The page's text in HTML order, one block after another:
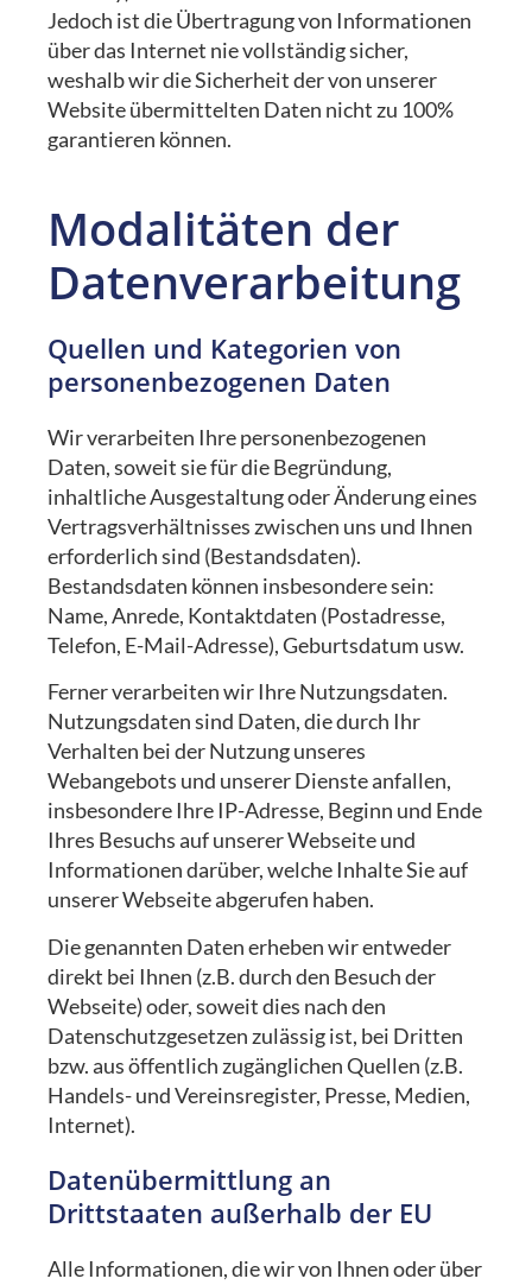
Jedoch ist die Übertragung von Informationen
über das Internet nie vollständig sicher,
weshalb wir die Sicherheit der von unserer
Website übermittelten Daten nicht zu 100%
garantieren können.
Modalitäten der
Datenverarbeitung
Quellen und Kategorien von
personenbezogenen Daten
Wir verarbeiten Ihre personenbezogenen
Daten, soweit sie für die Begründung,
inhaltliche Ausgestaltung oder Änderung eines
Vertragsverhältnisses zwischen uns und Ihnen
erforderlich sind (Bestandsdaten).
Bestandsdaten können insbesondere sein:
Name, Anrede, Kontaktdaten (Postadresse,
Telefon, E-Mail-Adresse), Geburtsdatum usw.
Ferner verarbeiten wir Ihre Nutzungsdaten.
Nutzungsdaten sind Daten, die durch Ihr
Verhalten bei der Nutzung unseres
Webangebots und unserer Dienste anfallen,
insbesondere Ihre IP-Adresse, Beginn und Ende
Ihres Besuchs auf unserer Webseite und
Informationen darüber, welche Inhalte Sie auf
unserer Webseite abgerufen haben.
Die genannten Daten erheben wir entweder
direkt bei Ihnen (z.B. durch den Besuch der
Webseite) oder, soweit dies nach den
Datenschutzgesetzen zulässig ist, bei Dritten
bzw. aus öffentlich zugänglichen Quellen (z.B.
Handels- und Vereinsregister, Presse, Medien,
Internet).
Datenübermittlung an
Drittstaaten außerhalb der EU
Alle Informationen, die wir von Ihnen oder über